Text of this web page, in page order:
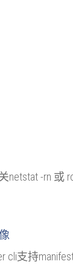
-rn 或
cli支持